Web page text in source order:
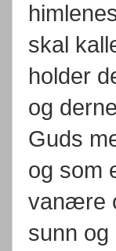
skal
holder
og
Guds
og som
vanære
sunn og